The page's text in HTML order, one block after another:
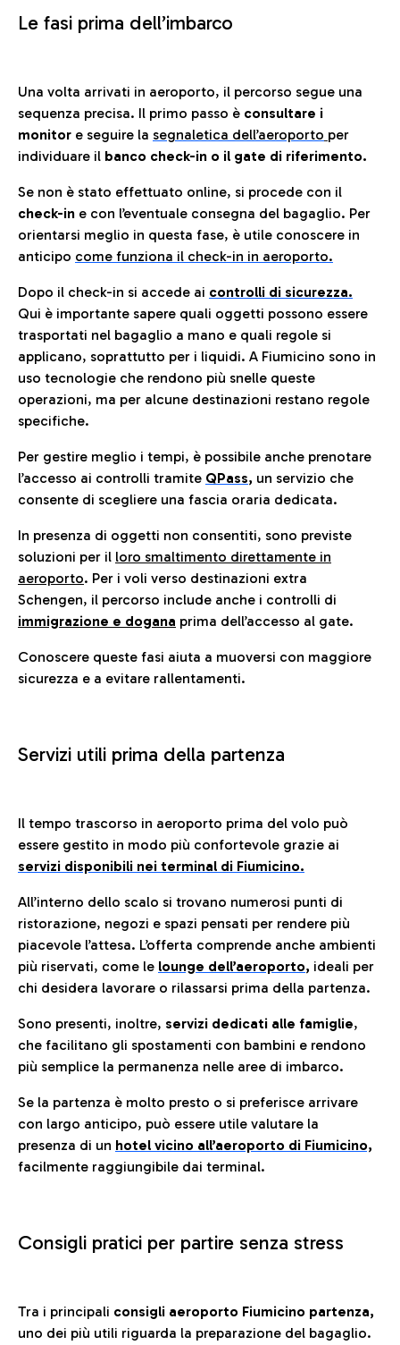
Le fasi prima dell’imbarco
Una volta arrivati in aeroporto, il percorso segue una
sequenza precisa. Il primo passo è consultare i
monitor e seguire la segnaletica dell’aeroporto per
individuare il banco check-in o il gate di riferimento.
Se non è stato effettuato online, si procede con il
check-in e con l’eventuale consegna del bagaglio. Per
orientarsi meglio in questa fase, è utile conoscere in
anticipo come funziona il check-in in aeroporto.
Dopo il check-in si accede ai controlli di sicurezza.
Qui è importante sapere quali oggetti possono essere
trasportati nel bagaglio a mano e quali regole si
applicano, soprattutto per i liquidi. A Fiumicino sono in
uso tecnologie che rendono più snelle queste
operazioni, ma per alcune destinazioni restano regole
specifiche.
Per gestire meglio i tempi, è possibile anche prenotare
l’accesso ai controlli tramite QPass, un servizio che
consente di scegliere una fascia oraria dedicata.
In presenza di oggetti non consentiti, sono previste
soluzioni per il loro smaltimento direttamente in
aeroporto. Per i voli verso destinazioni extra
Schengen, il percorso include anche i controlli di
immigrazione e dogana prima dell’accesso al gate.
Conoscere queste fasi aiuta a muoversi con maggiore
sicurezza e a evitare rallentamenti.
Servizi utili prima della partenza
Il tempo trascorso in aeroporto prima del volo può
essere gestito in modo più confortevole grazie ai
servizi disponibili nei terminal di Fiumicino.
All’interno dello scalo si trovano numerosi punti di
ristorazione, negozi e spazi pensati per rendere più
piacevole l’attesa. L’offerta comprende anche ambienti
più riservati, come le lounge dell’aeroporto, ideali per
chi desidera lavorare o rilassarsi prima della partenza.
Sono presenti, inoltre, servizi dedicati alle famiglie,
che facilitano gli spostamenti con bambini e rendono
più semplice la permanenza nelle aree di imbarco.
Se la partenza è molto presto o si preferisce arrivare
con largo anticipo, può essere utile valutare la
presenza di un hotel vicino all’aeroporto di Fiumicino,
facilmente raggiungibile dai terminal.
Consigli pratici per partire senza stress
Tra i principali consigli aeroporto Fiumicino partenza,
uno dei più utili riguarda la preparazione del bagaglio.